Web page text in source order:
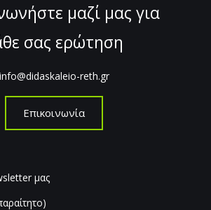
μαζί μας για
σας ερώτηση
info@didaskaleio-reth.gr
Επικοινωνία
μας